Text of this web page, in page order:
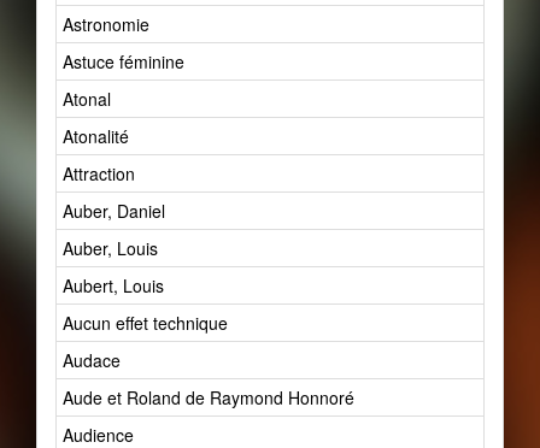
Astronomie
Astuce féminine
Atonal
Atonalité
Attraction
Auber, Daniel
Auber, Louis
Aubert, Louis
Aucun effet technique
Audace
Aude et Roland de Raymond Honnoré
Audience